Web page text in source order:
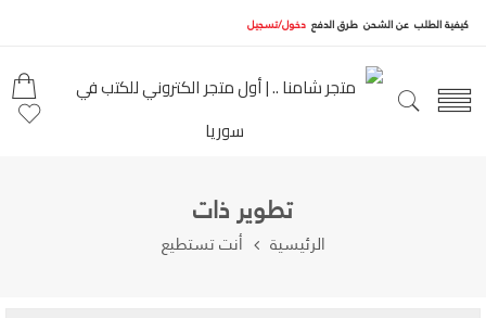
كيفية الطلب عن الشحن طرق الدفع دخول/تسجيل
تطوير ذات
الرئيسية أنت تستطيع